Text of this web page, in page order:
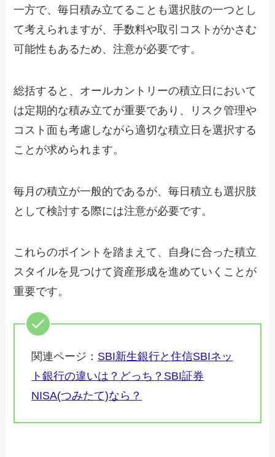
一方で、毎日積み立てることも選択肢の一つとし
て考えられますが、手数料や取引コストがかさむ
可能性もあるため、注意が必要です。
総括すると、オールカントリーの積立日において
は定期的な積み立てが重要であり、リスク管理や
コスト面も考慮しながら適切な積立日を選択する
ことが求められます。
毎月の積立が一般的であるが、毎日積立も選択肢
として検討する際には注意が必要です。
これらのポイントを踏まえて、自身に合った積立
スタイルを見つけて資産形成を進めていくことが
重要です。
関連ページ： SBI新生銀行と住信SBIネッ
ト銀行の違いは？どっち？SBI証券
NISA(つみたて)なら？